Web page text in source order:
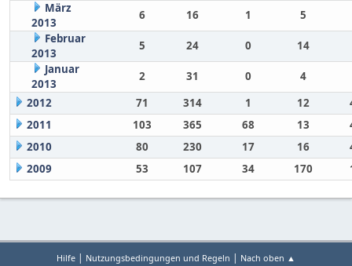
März
2013
6 16 1
5
Februar
2013
5 24 0
14
Januar
2013
2 31 0
4
2012
71 314 1 12
2011
103 365 68 13
2010
80 230 17 16
2009
53 107 34 170
Hilfe | Nutzungsbedingungen und Regeln | Nach oben ▲